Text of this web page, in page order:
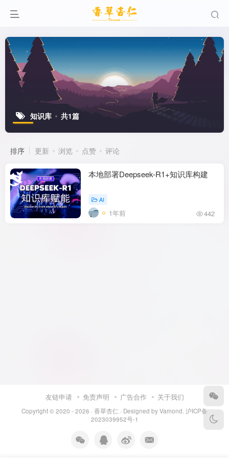
知识库 共1篇
排序 更新 浏览 点赞 评论
本地部署Deepseek-R1+知识库构建
AI
1年前 442
友链申请 免责声明 广告合作 关于我们
Copyright © 2020 - 2026 · 香草杏仁 · Designed byVamond 沪ICP备
2023039952号-1